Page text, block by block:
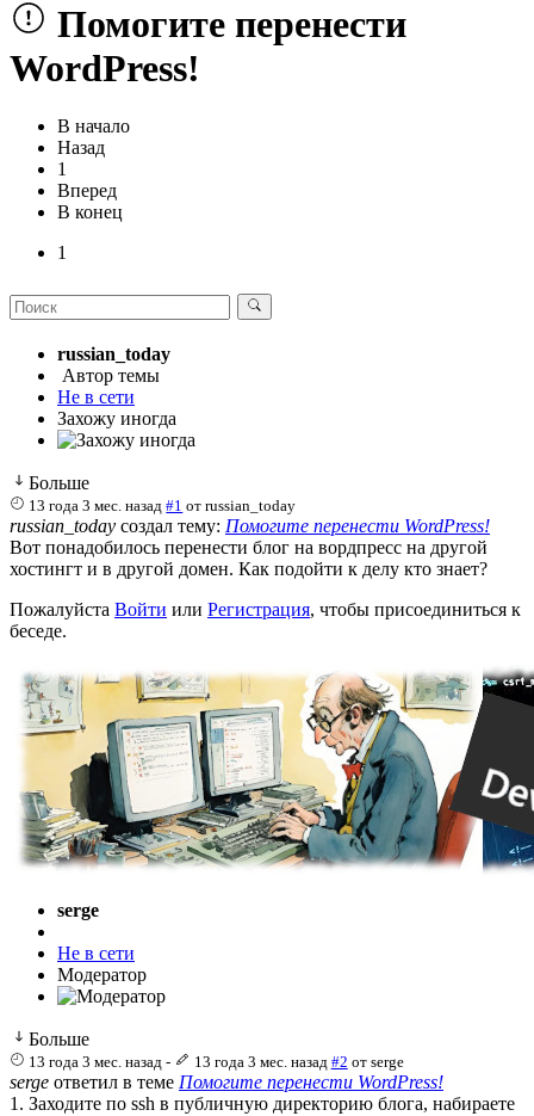
Помогите перенести
WordPress!
В начало
Назад
1
Вперед
В конец
1
russian_today
Автор темы
Не в сети
Захожу иногда
Больше
13 года 3 мес. назад #1 отrussian_today
russian_today создал тему: Помогите перенести WordPress!
Вот понадобилось перенести блог на вордпресс на другой
хостингт и в другой домен. Как подойти к делу кто знает?
Пожалуйста Войти или Регистрация, чтобы присоединиться к
беседе.
serge
Не в сети
Модератор
Больше
13 года 3 мес. назад - 13 года 3 мес. назад #2 от serge
serge ответил в теме Помогите перенести WordPress!
1. Заходите по ssh в публичную директорию блога, набираете